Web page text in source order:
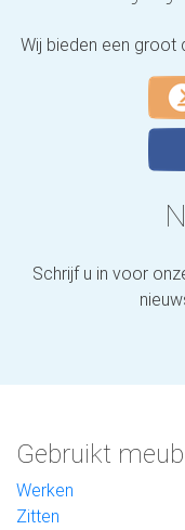
Wij bieden een groot
Schrijf u in voor
Gebruikt
Werken
Zitten